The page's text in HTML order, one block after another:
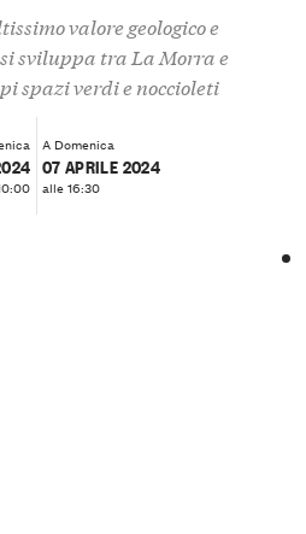
valore geologico e
sviluppa tra La Morra e
spazi verdi e noccioleti
A Domenica
07 APRILE 2024
alle 16:30